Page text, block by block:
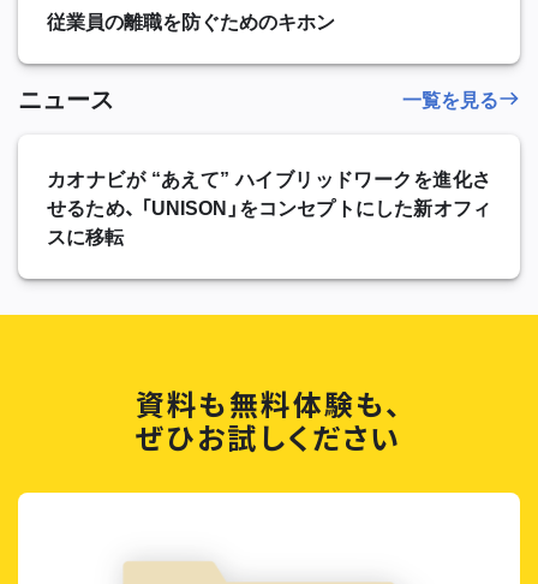
従業員の離職を防ぐためのキホン
ニュース
カオナビが “あえて” ハイブリッドワークを進化さ
せるため、 「UNISON」をコンセプトにした新オフィ
スに移転
一覧を見る
資料も無料体験も、
ぜひお試しください